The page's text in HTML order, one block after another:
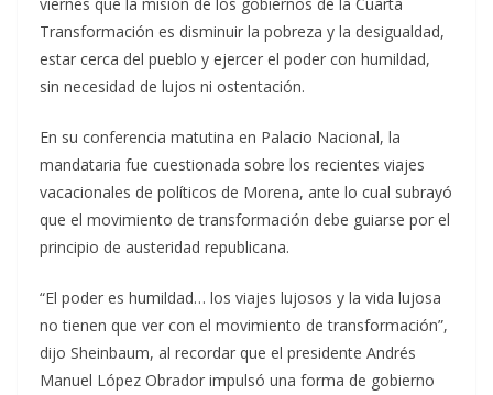
Transformación es disminuir la pobreza y la desigualdad,
estar cerca del pueblo y ejercer el poder con humildad,
sin necesidad de lujos ni ostentación.
En su conferencia matutina en Palacio Nacional, la
mandataria fue cuestionada sobre los recientes viajes
vacacionales de políticos de Morena, ante lo cual subrayó
que el movimiento de transformación debe guiarse por el
principio de austeridad republicana.
“El poder es humildad… los viajes lujosos y la vida lujosa
no tienen que ver con el movimiento de transformación”,
dijo Sheinbaum, al recordar que el presidente Andrés
Manuel López Obrador impulsó una forma de gobierno